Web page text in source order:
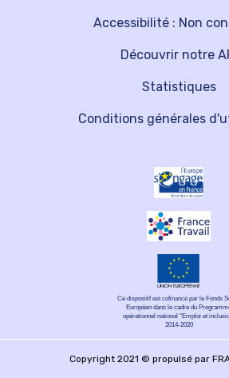
Découvrir notre
Statistiques
Accessibilité : Non
Conditions générales
Ce dispositif est cofinancé par le Fonds
Européen dans le cadre du
opérationnel national "Emploi et
2014-2020
Copyright 2021 © propulsé par